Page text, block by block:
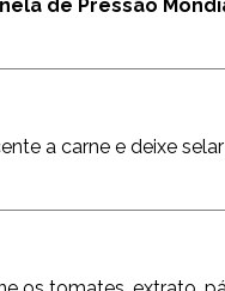
de Pressão
a carne e deixe